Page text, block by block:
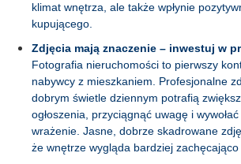
klimat wnętrza, ale także wpłynie
kupującego.
Zdjęcia mają znaczenie – inwestuj w
Fotografia nieruchomości to pierwszy
nabywcy z mieszkaniem. Profesjonalne
dobrym świetle dziennym potrafią
ogłoszenia, przyciągnąć uwagę i
wrażenie. Jasne, dobrze skadrowane
że wnętrze wygląda bardziej zachęcająco